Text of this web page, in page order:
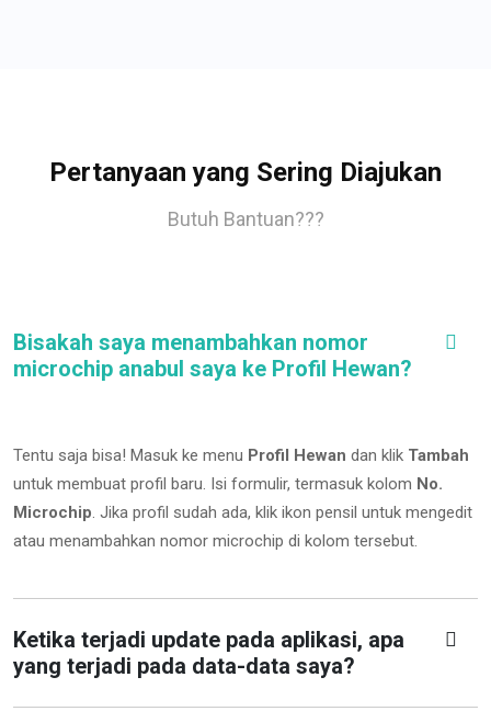
Pertanyaan yang Sering Diajukan
Butuh Bantuan???
Bisakah saya menambahkan nomor
microchip anabul saya ke Profil Hewan?
Tentu saja bisa! Masuk ke menu Profil Hewan dan klik Tambah
untuk membuat profil baru. Isi formulir, termasuk kolom No.
Microchip. Jika profil sudah ada, klik ikon pensil untuk mengedit
atau menambahkan nomor microchip di kolom tersebut.
Ketika terjadi update pada aplikasi, apa
yang terjadi pada data-data saya?